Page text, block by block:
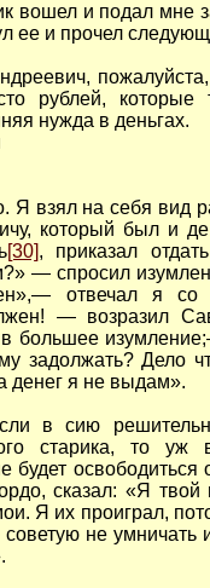
вошел и подал мне
ее и прочел
рублей,
нужда в деньгах.
Я взял на себя вид
который был и
[30], приказал
— спросил
отвечал я со
— возразил
большее
задолжать? Дело
денег я не выдам».
в сию
старика, то уж
будет освободиться
сказал: «Я
Я их проиграл,
не умничать